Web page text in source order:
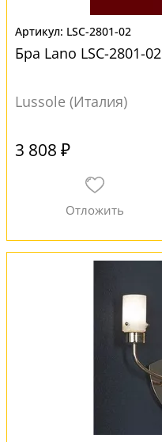
LSC-2801-02
Бра Lano LSC-2801-02
Lussole (Италия)
3 808 ₽